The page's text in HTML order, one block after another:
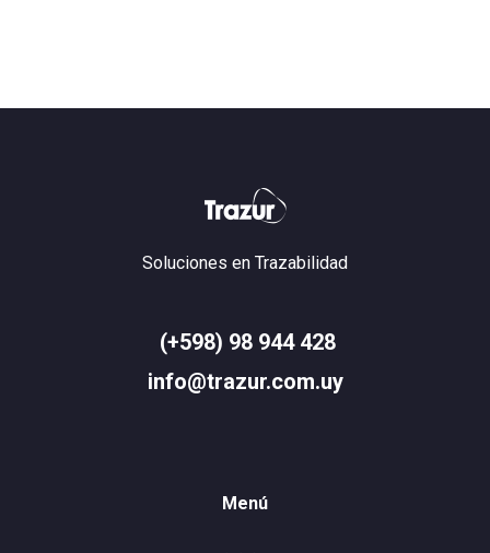
Soluciones en Trazabilidad
(+598) 98 944 428
info@trazur.com.uy
Menú